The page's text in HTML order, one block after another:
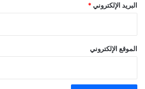
البريد الإلكتروني *
الموقع الإلكتروني